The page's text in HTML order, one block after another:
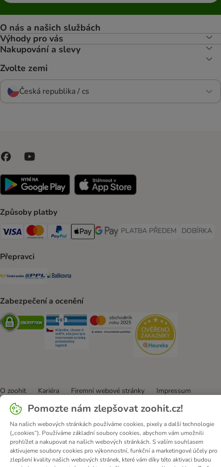
O nás a našich službách
Výhody pro vás
Nakupování a slevy
Zvolte zemi
Česká republika / cs
Způsoby platby
Visa Payment Method
Mastercard Payment Method
PayPal Payment Method
Apple pay Payment Method
GooglePay Payment Method
PLATBA PŘEDEM
PLATBA PŘEDEM Payment
DOBÍRKA
DOBÍRKA
Přepravci
Česká pošta Shipping Method
PPL Shipping Method
Zabezpečení a ocenění
Security Security Security
O zoohit Kariéra Firemní webové stránky
Impressum
Všeobecné obchodní podmínky
Zde odstoupit od smlouvy
Zákon o digitálních službách
Poštovné a dodací termín
Způsoby platby
Partnerský program
Ochrana osobních údajů
Ochrana osobních údajů
Prohlášení o přístupnosti
Pomozte nám zlepšovat zoohit.cz!
Na našich webových stránkách používáme cookies, pixely a další technologie
(„cookies“). Používáme základní soubory cookies, abychom vám umožnili
prohlížet a nakupovat na našich webových stránkách. S vaším souhlasem
aktivujeme soubory cookies pro výkonnostní, funkční a marketingové účely pro
zlepšení kvality našich webových stránek, které vám díky této aktivaci budou